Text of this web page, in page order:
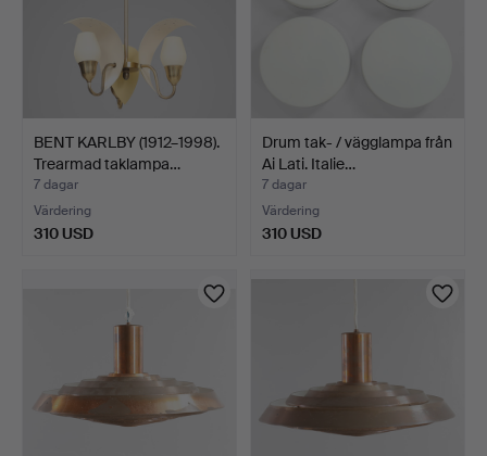
BENT KARLBY (1912–1998).
Trearmad taklampa…
7 dagar
Värdering
310 USD
Drum tak- / vägglampa från
Ai Lati. Italie…
7 dagar
Värdering
310 USD